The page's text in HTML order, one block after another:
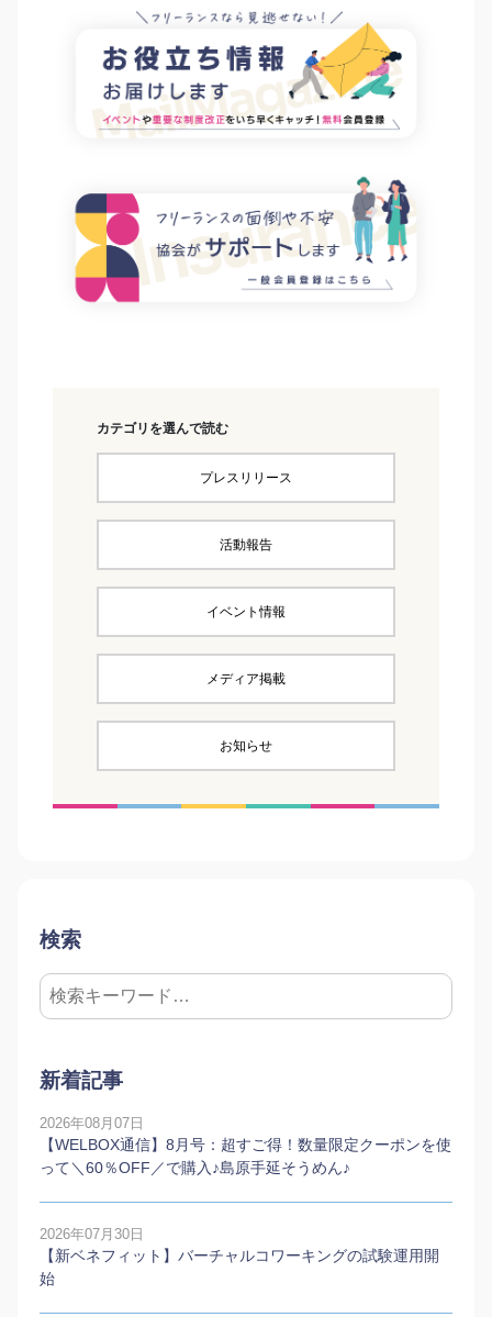
カテゴリを選んで読む
プレスリリース
活動報告
イベント情報
メディア掲載
お知らせ
検索
新着記事
2026年08月07日
【WELBOX通信】8月号：超すご得！数量限定クーポンを使
って＼60％OFF／で購入♪島原手延そうめん♪
2026年07月30日
【新ベネフィット】バーチャルコワーキングの試験運用開
始